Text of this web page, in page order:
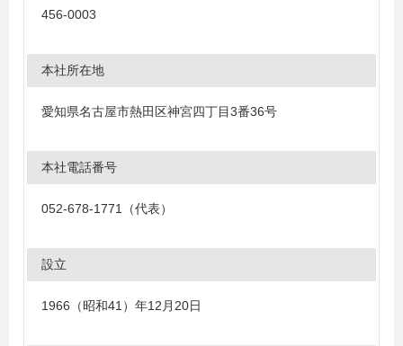
456-0003
本社所在地
愛知県名古屋市熱田区神宮四丁目3番36号
本社電話番号
052-678-1771（代表）
設立
1966（昭和41）年12月20日